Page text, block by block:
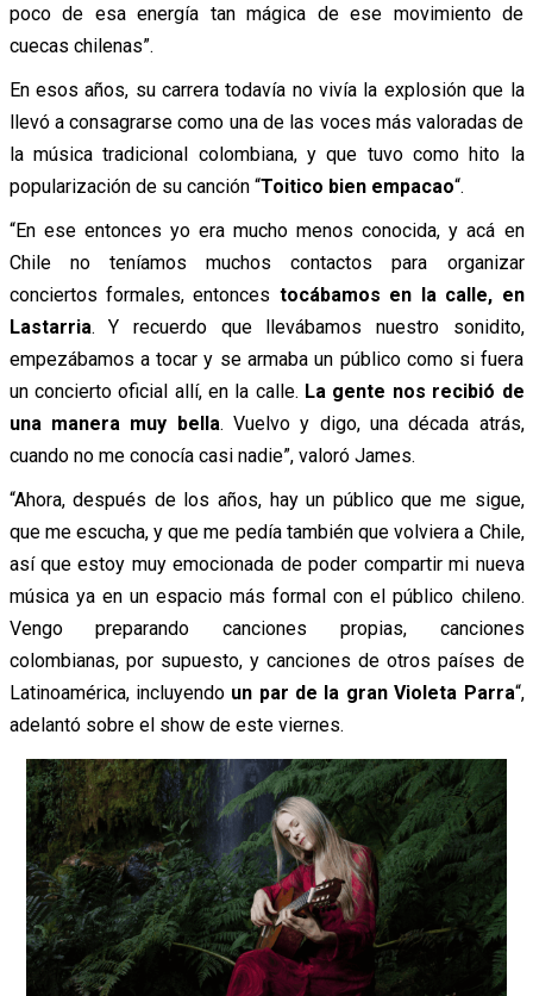
poco de esa energía tan mágica de ese movimiento de
cuecas chilenas”.
En esos años, su carrera todavía no vivía la explosión que la
llevó a consagrarse como una de las voces más valoradas de
la música tradicional colombiana, y que tuvo como hito la
popularización de su canción “Toitico bien empacao“.
“En ese entonces yo era mucho menos conocida, y acá en
Chile no teníamos muchos contactos para organizar
conciertos formales, entonces tocábamos en la calle, en
Lastarria. Y recuerdo que llevábamos nuestro sonidito,
empezábamos a tocar y se armaba un público como si fuera
un concierto oficial allí, en la calle. La gente nos recibió de
una manera muy bella. Vuelvo y digo, una década atrás,
cuando no me conocía casi nadie”, valoró James.
“Ahora, después de los años, hay un público que me sigue,
que me escucha, y que me pedía también que volviera a Chile,
así que estoy muy emocionada de poder compartir mi nueva
música ya en un espacio más formal con el público chileno.
Vengo preparando canciones propias, canciones
colombianas, por supuesto, y canciones de otros países de
Latinoamérica, incluyendo un par de la gran Violeta Parra“,
adelantó sobre el show de este viernes.